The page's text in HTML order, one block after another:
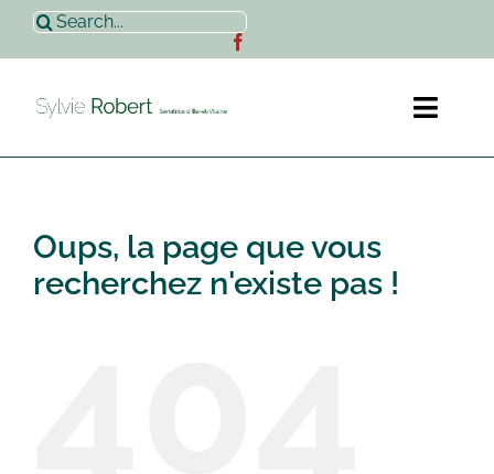
Passer
contenu
Rechercher:
Sylvie Robert
Oups, la page que vous
recherchez n'existe pas !